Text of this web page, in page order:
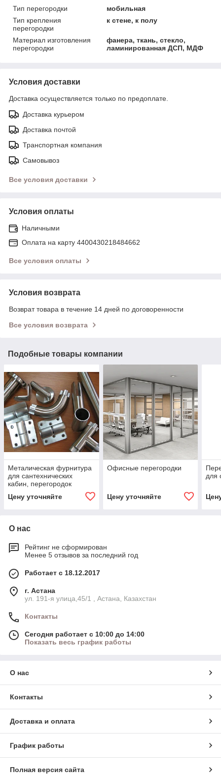
Тип перегородки
мобильная
Тип крепления
перегородки
к стене, к полу
Материал изготовления
перегородки
фанера, ткань, стекло,
ламинированная ДСП, МДФ
Условия доставки
Доставка осуществляется только по предоплате.
Доставка курьером
Доставка почтой
Транспортная компания
Самовывоз
Все условия доставки
Условия оплаты
Наличными
Оплата на карту 4400430218484662
Все условия оплаты
Условия возврата
Возврат товара в течение 14 дней по договоренности
Все условия возврата
Подобные товары компании
Металическая фурнитура
для сантехнических
кабин, перегородок
Цену уточняйте
Офисные перегородки
Цену уточняйте
для
О нас
Рейтинг не сформирован
Менее 5 отзывов за последний год
Работает с 18.12.2017
г. Астана
ул. 191-я улица,45/1 , Астана, Казахстан
Контакты
Сегодня работает с 10:00 до 14:00
Показать весь график работы
О нас
Контакты
Доставка и оплата
График работы
Полная версия сайта